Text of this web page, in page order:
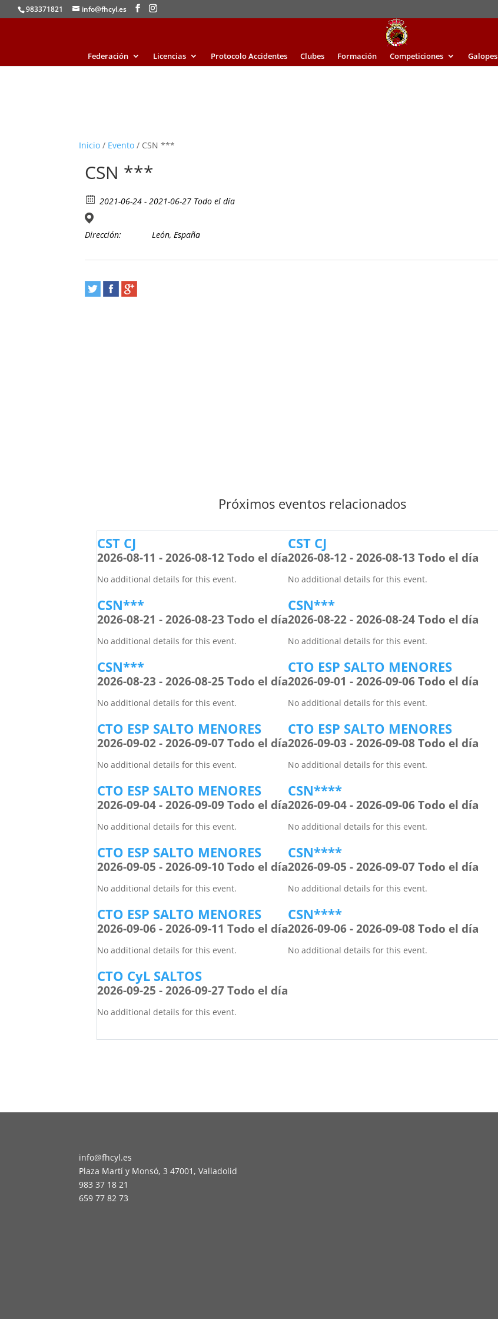
983371821 info@fhcyl.es
Federación Licencias Protocolo Accidentes Clubes Formación Competiciones Galopes
Inicio / Evento / CSN ***
CSN ***
2021-06-24 - 2021-06-27 Todo el día
Dirección: León, España
Próximos eventos relacionados
CST CJ
2026-08-11 - 2026-08-12 Todo el día
No additional details for this event.
CST CJ
2026-08-12 - 2026-08-13 Todo el día
No additional details for this event.
CSN***
2026-08-21 - 2026-08-23 Todo el día
No additional details for this event.
CSN***
2026-08-22 - 2026-08-24 Todo el día
No additional details for this event.
CSN***
2026-08-23 - 2026-08-25 Todo el día
No additional details for this event.
CTO ESP SALTO MENORES
2026-09-01 - 2026-09-06 Todo el día
No additional details for this event.
CTO ESP SALTO MENORES
2026-09-02 - 2026-09-07 Todo el día
No additional details for this event.
CTO ESP SALTO MENORES
2026-09-03 - 2026-09-08 Todo el día
No additional details for this event.
CTO ESP SALTO MENORES
2026-09-04 - 2026-09-09 Todo el día
No additional details for this event.
CSN****
2026-09-04 - 2026-09-06 Todo el día
No additional details for this event.
CTO ESP SALTO MENORES
2026-09-05 - 2026-09-10 Todo el día
No additional details for this event.
CSN****
2026-09-05 - 2026-09-07 Todo el día
No additional details for this event.
CTO ESP SALTO MENORES
2026-09-06 - 2026-09-11 Todo el día
No additional details for this event.
CSN****
2026-09-06 - 2026-09-08 Todo el día
No additional details for this event.
CTO CyL SALTOS
2026-09-25 - 2026-09-27 Todo el día
No additional details for this event.
info@fhcyl.es
Plaza Martí y Monsó, 3 47001, Valladolid
983 37 18 21
659 77 82 73